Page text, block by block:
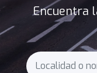
Encuentra